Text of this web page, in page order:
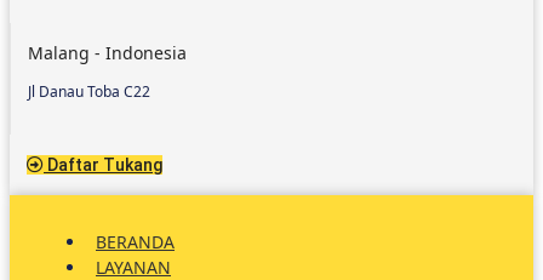
Malang - Indonesia
Jl Danau Toba C22
Daftar Tukang
BERANDA
LAYANAN